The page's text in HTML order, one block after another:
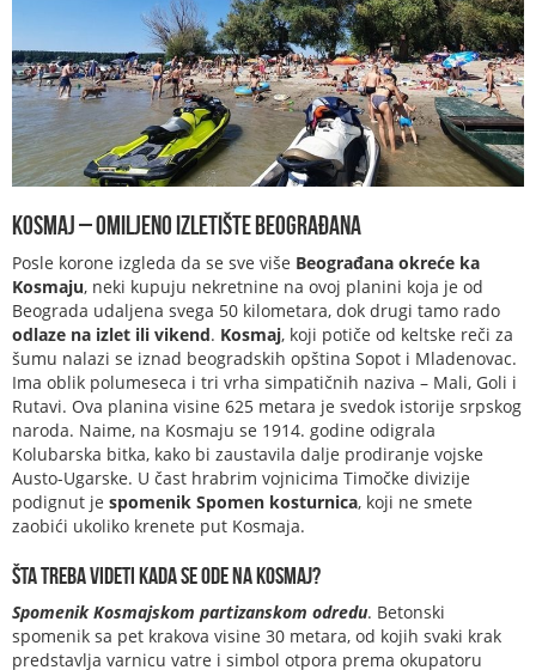
Kosmaj – Omiljeno izletište beograđana
Posle korone izgleda da se sve više Beograđana okreće ka
Kosmaju, neki kupuju nekretnine na ovoj planini koja je od
Beograda udaljena svega 50 kilometara, dok drugi tamo rado
odlaze na izlet ili vikend. Kosmaj, koji potiče od keltske reči za
šumu nalazi se iznad beogradskih opština Sopot i Mladenovac.
Ima oblik polumeseca i tri vrha simpatičnih naziva – Mali, Goli i
Rutavi. Ova planina visine 625 metara je svedok istorije srpskog
naroda. Naime, na Kosmaju se 1914. godine odigrala
Kolubarska bitka, kako bi zaustavila dalje prodiranje vojske
Austo-Ugarske. U čast hrabrim vojnicima Timočke divizije
podignut je spomenik Spomen kosturnica, koji ne smete
zaobići ukoliko krenete put Kosmaja.
Šta treba videti kada se ode na Kosmaj?
Spomenik Kosmajskom partizanskom odredu. Betonski
spomenik sa pet krakova visine 30 metara, od kojih svaki krak
predstavlja varnicu vatre i simbol otpora prema okupatoru